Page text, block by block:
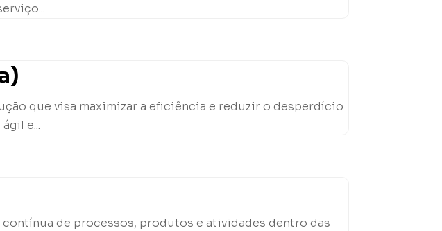
que visa maximizar a eficiência e reduzir o desperdício
e...
de processos, produtos e atividades dentro das